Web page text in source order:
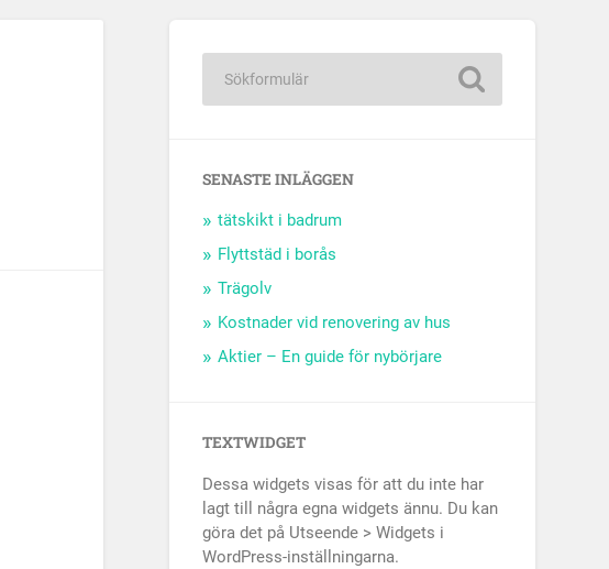
SENASTE INLÄGGEN
tätskikt i badrum
Flyttstäd i borås
Trägolv
Kostnader vid renovering av hus
Aktier – En guide för nybörjare
TEXTWIDGET
Dessa widgets visas för att du inte har
lagt till några egna widgets ännu. Du kan
göra det på Utseende > Widgets i
WordPress-inställningarna.